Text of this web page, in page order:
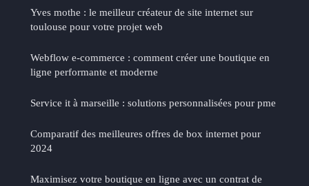
Yves mothe : le meilleur créateur de site internet sur
toulouse pour votre projet web
Webflow e-commerce : comment créer une boutique en
ligne performante et moderne
Service it à marseille : solutions personnalisées pour pme
Comparatif des meilleures offres de box internet pour
2024
Maximisez votre boutique en ligne avec un contrat de